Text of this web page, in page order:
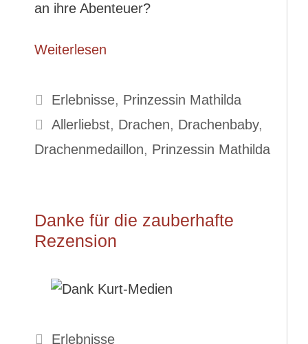
an ihre Abenteuer?
Weiterlesen
Kategorien
Erlebnisse, Prinzessin Mathilda
Schlagwörter
Allerliebst, Drachen, Drachenbaby,
Drachenmedaillon, Prinzessin Mathilda
Danke für die zauberhafte
Rezension
Kategorien
Erlebnisse